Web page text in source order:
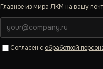
Главное из мира ЛКМ на вашу
Согласен с обработкой